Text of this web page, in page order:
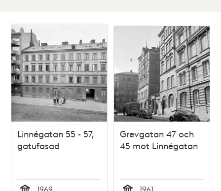
Lista
Karta
träffar
Linnégatan 55 - 57,
gatufasad
Grevgatan 47 och
45 mot Linnégatan